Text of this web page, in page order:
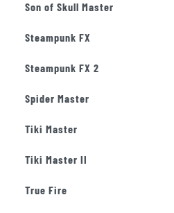
Son of Skull Master
Steampunk FX
Steampunk FX 2
Spider Master
Tiki Master
Tiki Master II
True Fire